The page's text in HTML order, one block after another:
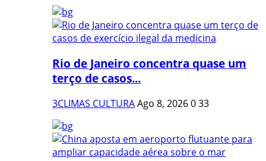
Rio de Janeiro concentra quase um
terço de casos...
3CLIMAS CULTURAAgo 8, 2026033